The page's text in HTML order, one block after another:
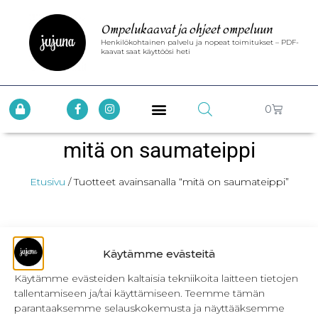
Käytämme evästeitä
Käytämme evästeiden kaltaisia tekniikoita laitteen tietojen
tallentamiseen ja/tai käyttämiseen. Teemme tämän
parantaaksemme selauskokemusta ja näyttääksemme
Ompelukaavat ja ohjeet ompeluun
Henkilökohtainen palvelu ja nopeat toimitukset – PDF-
kaavat saat käyttöösi heti
0
mitä on saumateippi
Etusivu / Tuotteet avainsanalla “mitä on saumateippi”
INFO